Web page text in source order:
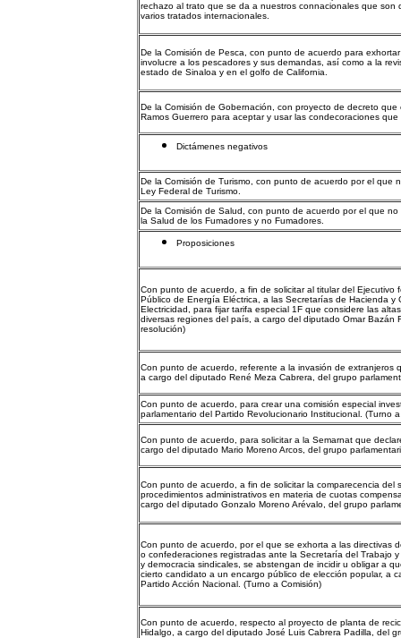
rechazo al trato que se da a nuestros connacionales que
varios tratados internacionales.
De la Comisión de Pesca, con punto de acuerdo para
involucre a los pescadores y sus demandas, así como a la
estado de Sinaloa y en el golfo de California.
De la Comisión de Gobernación, con proyecto de decreto
Ramos Guerrero para aceptar y usar las condecoraciones
Dictámenes negativos
De la Comisión de Turismo, con punto de acuerdo por el que
Ley Federal de Turismo.
De la Comisión de Salud, con punto de acuerdo por el que
la Salud de los Fumadores y no Fumadores.
Proposiciones
Con punto de acuerdo, a fin de solicitar al titular del
Público de Energía Eléctrica, a las Secretarías de Hacienda
Electricidad, para fijar tarifa especial 1F que considere las
diversas regiones del país, a cargo del diputado Omar Bazán
resolución)
Con punto de acuerdo, referente a la invasión de
a cargo del diputado René Meza Cabrera, del grupo
Con punto de acuerdo, para crear una comisión especial
parlamentario del Partido Revolucionario Institucional. (Turno
Con punto de acuerdo, para solicitar a la Semarnat que
cargo del diputado Mario Moreno Arcos, del grupo
Con punto de acuerdo, a fin de solicitar la comparecencia
procedimientos administrativos en materia de cuotas
cargo del diputado Gonzalo Moreno Arévalo, del grupo
Con punto de acuerdo, por el que se exhorta a las directivas
o confederaciones registradas ante la Secretaría del Trabajo
y democracia sindicales, se abstengan de incidir u obligar a
cierto candidato a un encargo público de elección popular, a
Partido Acción Nacional. (Turno a Comisión)
Con punto de acuerdo, respecto al proyecto de planta de
Hidalgo, a cargo del diputado José Luis Cabrera Padilla, del